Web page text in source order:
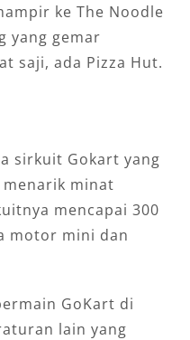
ke The Noodle
yang gemar
saji, ada Pizza Hut.
sirkuit Gokart yang
minat
mencapai 300
motor mini dan
GoKart di
lain yang